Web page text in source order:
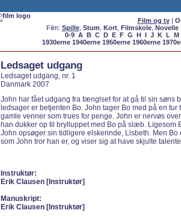
Film og tv|
Film: Spille, Stum Kort, Filmskole, Novelle
0-9 A B C D E F G H I J K L M
1930erne 1940erne 1950erne 1960erne
Ledsaget udgang
Ledsaget udgang, nr. 1
Danmark 2007
John har fået udgang fra fænglset for at gå til sin søns
ledsager er betjenten Bo. John tager Bo med på en tur
gamle venner som trues for penge. John er nervøs
han dukker op til brylluppet med Bo på slæb. Ligesom
John opsøger sin tidligere elskerinde, Lisbeth. Men Bo
som John tror han er, og viser sig at have skjulte
Instruktør:
Erik Clausen [Instruktør]
Manuskript:
Erik Clausen [Instruktør]